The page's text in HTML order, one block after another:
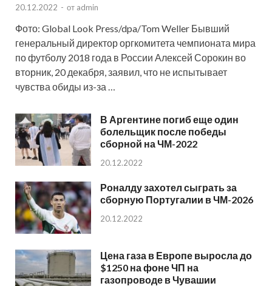
20.12.2022 - от admin
Фото: Global Look Press/dpa/Tom Weller Бывший
генеральный директор оргкомитета чемпионата мира
по футболу 2018 года в России Алексей Сорокин во
вторник, 20 декабря, заявил, что не испытывает
чувства обиды из-за …
В Аргентине погиб еще один
болельщик после победы
сборной на ЧМ-2022
20.12.2022
Роналду захотел сыграть за
сборную Португалии в ЧМ-2026
20.12.2022
Цена газа в Европе выросла до
$1250 на фоне ЧП на
газопроводе в Чувашии